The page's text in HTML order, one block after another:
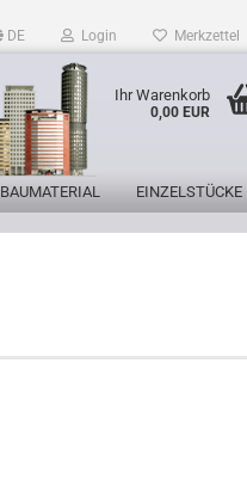
DE Login Merkzettel
Ihr Warenkorb
0,00 EUR
BAUMATERIAL EINZELSTÜCKE